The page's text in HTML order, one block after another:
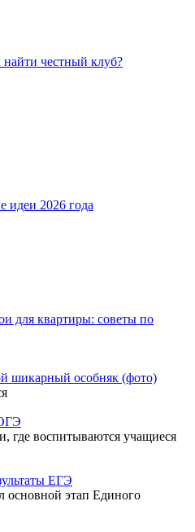
честный клуб?
идеи 2026 года
для квартиры: советы по
шикарный особняк (фото)
где воспитываются учащиеся
ЕГЭ
основной этап Единого